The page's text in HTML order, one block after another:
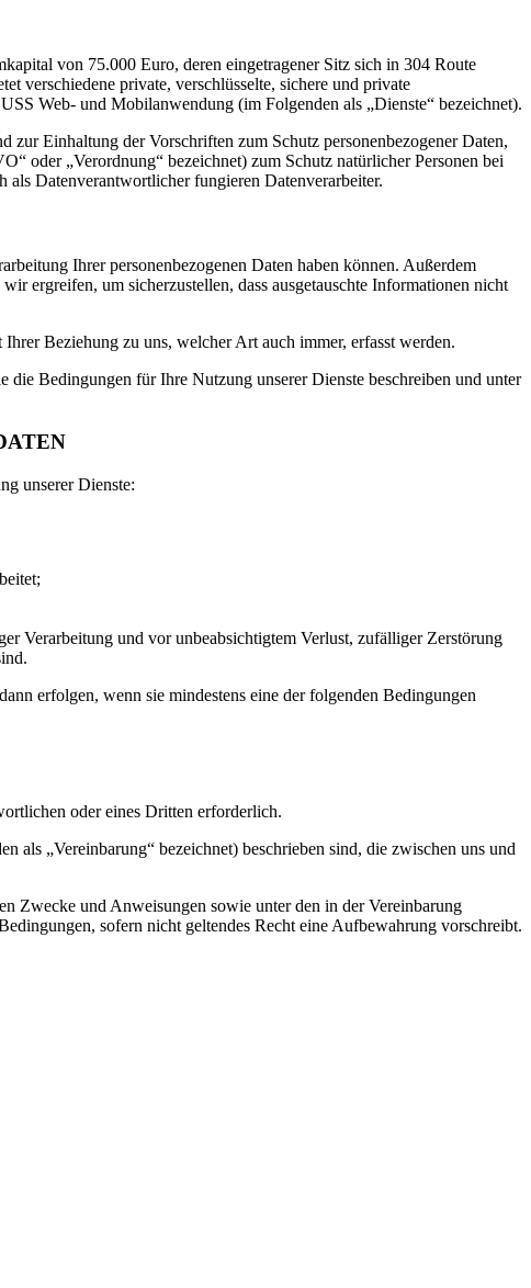
von 75.000 Euro, deren eingetragener Sitz sich in 304 Route
verschiedene private, verschlüsselte, sichere und private
Web- und Mobilanwendung (im Folgenden als „Dienste“ bezeichnet).
Einhaltung der Vorschriften zum Schutz personenbezogener Daten,
oder „Verordnung“ bezeichnet) zum Schutz natürlicher Personen bei
Datenverantwortlicher fungieren Datenverarbeiter.
Ihrer personenbezogenen Daten haben können. Außerdem
ergreifen, um sicherzustellen, dass ausgetauschte Informationen nicht
Beziehung zu uns, welcher Art auch immer, erfasst werden.
Bedingungen für Ihre Nutzung unserer Dienste beschreiben und unter
unserer Dienste:
Verarbeitung und vor unbeabsichtigtem Verlust, zufälliger Zerstörung
erfolgen, wenn sie mindestens eine der folgenden Bedingungen
oder eines Dritten erforderlich.
„Vereinbarung“ bezeichnet) beschrieben sind, die zwischen uns und
Zwecke und Anweisungen sowie unter den in der Vereinbarung
sofern nicht geltendes Recht eine Aufbewahrung vorschreibt.